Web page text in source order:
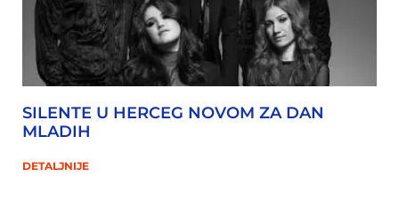
SILENTE U HERCEG NOVOM ZA DAN
MLADIH
DETALJNIJE